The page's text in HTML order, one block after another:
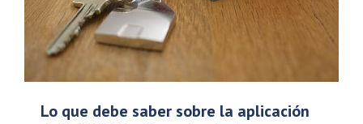
Lo que debe saber sobre la aplicación